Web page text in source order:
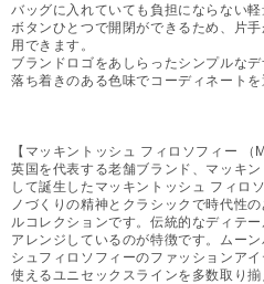
バッグに入れていても負担にならない軽
ボタンひとつで開閉ができるため、片
用できます。
ブランドロゴをあしらったシンプルなデ
落ち着きのある色味でコーディネートを
【マッキントッシュ フィロソフィー
英国を代表する老舗ブランド、マッキ
して誕生したマッキントッシュ フィロ
ノづくりの精神とクラシックで時代性
ルコレクションです。伝統的なディテ
アレンジしているのが特徴です。ムー
シュフィロソフィーのファッションア
使えるユニセックスラインを多数取り揃